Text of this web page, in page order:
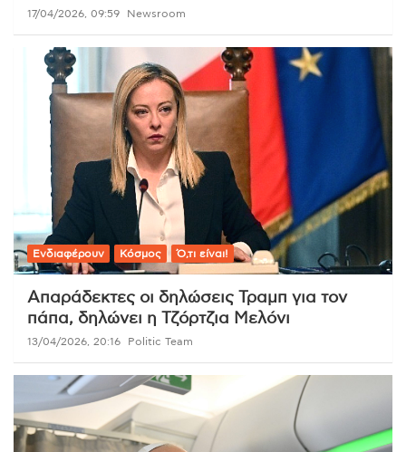
17/04/2026, 09:59 Newsroom
Ενδιαφέρουν Κόσμος Ό,τι είναι!
Απαράδεκτες οι δηλώσεις Τραμπ για τον
πάπα, δηλώνει η Τζόρτζια Μελόνι
13/04/2026, 20:16 Politic Team